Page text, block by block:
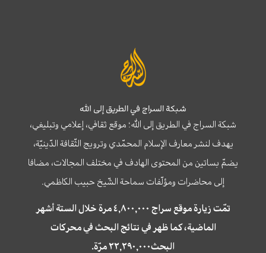
شبكة السراج في الطريق إلى الله
شبكة السراج في الطريق إلى الله؛ موقع ثقافي، إعلامي وتبليغي،
يهدف لنشر معارف الإسلام المحمّدي وترويج الثّقافة الدّينيّة،
يضمّ بساتين من المحتوى الهادف في مختلف المجالات، مضافا
إلى محاضرات ومؤلّفات سماحة الشّيخ حبيب الكاظمي.
تمّت زيارة موقع سراج ٤,٨٠٠,٠٠٠ مرة خلال الستة أشهر
الماضية، كما ظهر في نتائج البحث في محركات
البحث٢٢,٢٩٠,٠٠٠ مرّة.